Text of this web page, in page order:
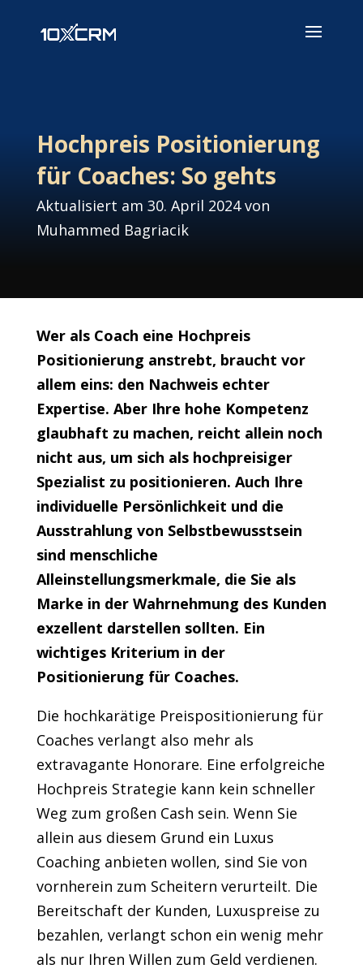
Hochpreis Positionierung
für Coaches: So gehts
Aktualisiert am 30. April 2024 von
Muhammed Bagriacik
Wer als Coach eine Hochpreis
Positionierung anstrebt, braucht vor
allem eins: den Nachweis echter
Expertise. Aber Ihre hohe Kompetenz
glaubhaft zu machen, reicht allein noch
nicht aus, um sich als hochpreisiger
Spezialist zu positionieren. Auch Ihre
individuelle Persönlichkeit und die
Ausstrahlung von Selbstbewusstsein
sind menschliche
Alleinstellungsmerkmale, die Sie als
Marke in der Wahrnehmung des Kunden
exzellent darstellen sollten. Ein
wichtiges Kriterium in der
Positionierung für Coaches.
Die hochkarätige Preispositionierung für
Coaches verlangt also mehr als
extravagante Honorare. Eine erfolgreiche
Hochpreis Strategie kann kein schneller
Weg zum großen Cash sein. Wenn Sie
allein aus diesem Grund ein Luxus
Coaching anbieten wollen, sind Sie von
vornherein zum Scheitern verurteilt. Die
Bereitschaft der Kunden, Luxuspreise zu
bezahlen, verlangt schon ein wenig mehr
als nur Ihren Willen zum Geld verdienen.